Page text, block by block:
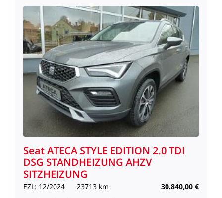
SeatATECA STYLE EDITION 2.0TDI
DSG STANDHEIZUNG AHZV
SITZHEIZUNG
EZL: 12/2024 23713 km 30.840,00 €